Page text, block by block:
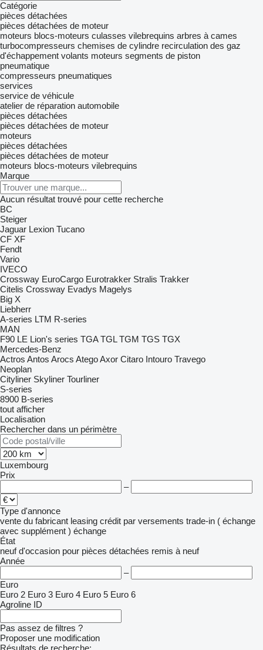
Catégorie
pièces détachées
pièces détachées de moteur
moteurs blocs-moteurs culasses vilebrequins arbres à cames
turbocompresseurs chemises de cylindre recirculation des gaz
d'échappement volants moteurs segments de piston
pneumatique
compresseurs pneumatiques
services
service de véhicule
atelier de réparation automobile
pièces détachées
pièces détachées de moteur
moteurs
pièces détachées
pièces détachées de moteur
moteurs blocs-moteurs vilebrequins
Marque
Aucun résultat trouvé pour cette recherche
BC
Steiger
Jaguar Lexion Tucano
CF XF
Fendt
Vario
IVECO
Crossway EuroCargo Eurotrakker Stralis Trakker
Citelis Crossway Evadys Magelys
Big X
Liebherr
A-series LTM R-series
MAN
F90 LE Lion's series TGA TGL TGM TGS TGX
Mercedes-Benz
Actros Antos Arocs AtegoAxor Citaro Intouro Travego
Neoplan
Cityliner Skyliner Tourliner
S-series
8900 B-series
tout afficher
Localisation
Rechercher dans un périmètre
Luxembourg
Prix
–
Type d'annonce
vente du fabricant leasing crédit par versements trade-in ( échange
avec supplément ) échange
État
neuf d'occasion pour pièces détachées remis à neuf
Année
–
Euro
Euro 2 Euro 3 Euro 4 Euro 5 Euro 6
Agroline ID
Pas assez de filtres ?
Proposer une modification
Résultats de recherche: